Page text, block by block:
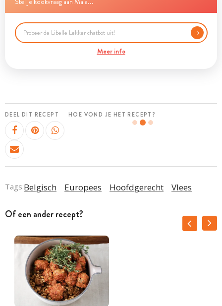
Meer info
DEEL DIT RECEPT HOE VOND JE HET RECEPT?
Tags:Belgisch Europees Hoofdgerecht Vlees
Of een ander recept?